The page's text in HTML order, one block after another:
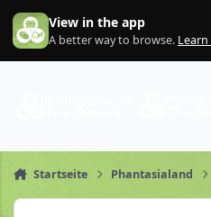
Zum Inhalt springen
View in the app
A better way to browse.
Startseite Phantasialand